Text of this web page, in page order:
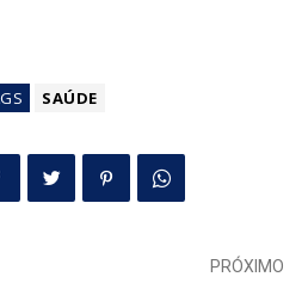
SAÚDE
PRÓXIMO